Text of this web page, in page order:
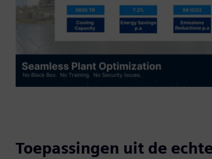
Toepassingen uit de